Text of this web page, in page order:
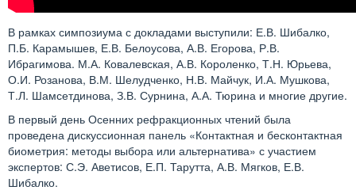
В рамках симпозиума с докладами выступили: Е.В. Шибалко,
П.Б. Карамышев, Е.В. Белоусова, А.В. Егорова, Р.В.
Ибрагимова. М.А. Ковалевская, А.В. Короленко, Т.Н. Юрьева,
О.И. Розанова, В.М. Шелудченко, Н.В. Майчук, И.А. Мушкова,
Т.Л. Шамсетдинова, З.В. Сурнина, А.А. Тюрина и многие другие.
В первый день Осенних рефракционных чтений была
проведена дискуссионная панель «Контактная и бесконтактная
биометрия: методы выбора или альтернатива» с участием
экспертов: С.Э. Аветисов, Е.П. Тарутта, А.В. Мягков, Е.В.
Шибалко.